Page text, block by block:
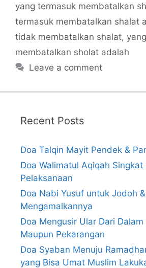
yang termasuk membatalkan
termasuk membatalkan shalat
tidak membatalkan shalat,
membatalkan sholat adalah
Leave a comment
Recent Posts
Doa Talqin Mayit Pendek &
Doa Walimatul Aqiqah Singkat
Pelaksanaan
Doa Nabi Yusuf untuk Jodoh
Mengamalkannya
Doa Mengusir Ular Dari Dalam
Maupun Pekarangan
Doa Syaban Menuju
yang Bisa Umat Muslim